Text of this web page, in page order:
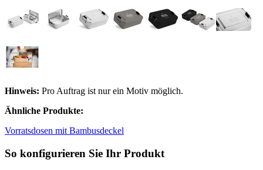
Hinweis: Pro Auftrag ist nur ein Motiv möglich.
Ähnliche Produkte:
Vorratsdosen mit Bambusdeckel
So konfigurieren Sie Ihr Produkt